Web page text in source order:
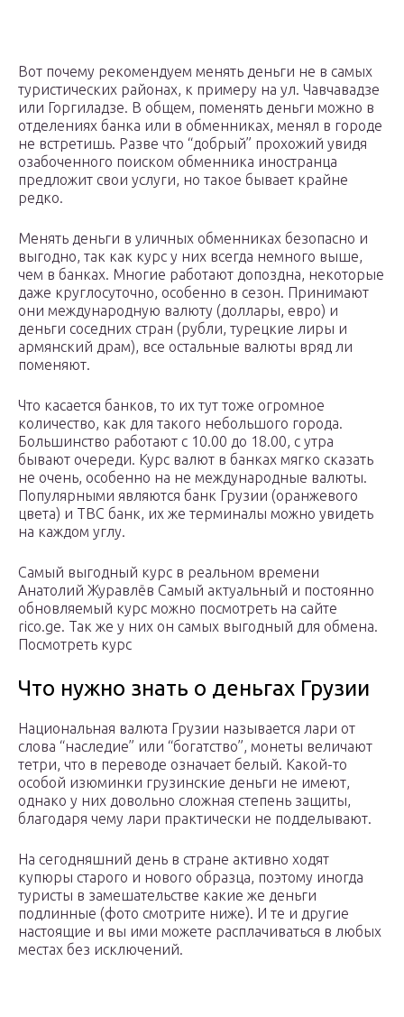
Вот почему рекомендуем менять деньги не в самых
туристических районах, к примеру на ул. Чавчавадзе
или Горгиладзе. В общем, поменять деньги можно в
отделениях банка или в обменниках, менял в городе
не встретишь. Разве что “добрый” прохожий увидя
озабоченного поиском обменника иностранца
предложит свои услуги, но такое бывает крайне
редко.
Менять деньги в уличных обменниках безопасно и
выгодно, так как курс у них всегда немного выше,
чем в банках. Многие работают допоздна, некоторые
даже круглосуточно, особенно в сезон. Принимают
они международную валюту (доллары, евро) и
деньги соседних стран (рубли, турецкие лиры и
армянский драм), все остальные валюты вряд ли
поменяют.
Что касается банков, то их тут тоже огромное
количество, как для такого небольшого города.
Большинство работают с 10.00 до 18.00, с утра
бывают очереди. Курс валют в банках мягко сказать
не очень, особенно на не международные валюты.
Популярными являются банк Грузии (оранжевого
цвета) и TBC банк, их же терминалы можно увидеть
на каждом углу.
Самый выгодный курс в реальном времени
Анатолий Журавлёв Самый актуальный и постоянно
обновляемый курс можно посмотреть на сайте
rico.ge. Так же у них он самых выгодный для обмена.
Посмотреть курс
Что нужно знать о деньгах Грузии
Национальная валюта Грузии называется лари от
слова “наследие” или “богатство”, монеты величают
тетри, что в переводе означает белый. Какой-то
особой изюминки грузинские деньги не имеют,
однако у них довольно сложная степень защиты,
благодаря чему лари практически не подделывают.
На сегодняшний день в стране активно ходят
купюры старого и нового образца, поэтому иногда
туристы в замешательстве какие же деньги
подлинные (фото смотрите ниже). И те и другие
настоящие и вы ими можете расплачиваться в любых
местах без исключений.